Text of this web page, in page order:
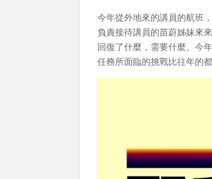
今年從外地來的講員的航班
負責接待講員的苗蔚姊妹來
回復了什麼，需要什麼。今
任務所面臨的挑戰比往年的都